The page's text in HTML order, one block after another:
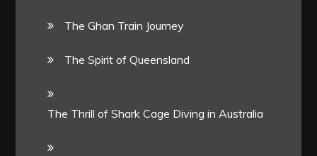
The Ghan Train Journey
The Spirit of Queensland
The Thrill of Shark Cage Diving in Australia